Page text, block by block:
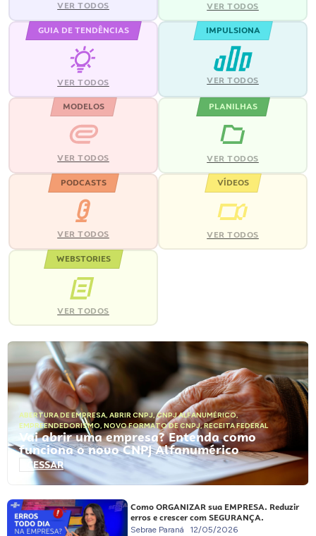
VER TODOS VER TODOS
GUIA DE TENDÊNCIAS
VER TODOS
IMPULSIONA
VER TODOS
MODELOS
VER TODOS
PLANILHAS
VER TODOS
PODCASTS
VER TODOS
VÍDEOS
VER TODOS
WEBSTORIES
VER TODOS
ABERTURA DE EMPRESA, ABRIR CNPJ,CNPJ ALFANUMÉRICO,
EMPREENDEDORISMO, NOVO FORMATO DE CNPJ,RECEITA FEDERAL
Vai abrir uma empresa? Entenda como
funciona o novo CNPJ Alfanumérico
ACESSAR
Como ORGANIZAR sua EMPRESA. Reduzir
erros e crescer com SEGURANÇA.
Sebrae Paraná 12/05/2026